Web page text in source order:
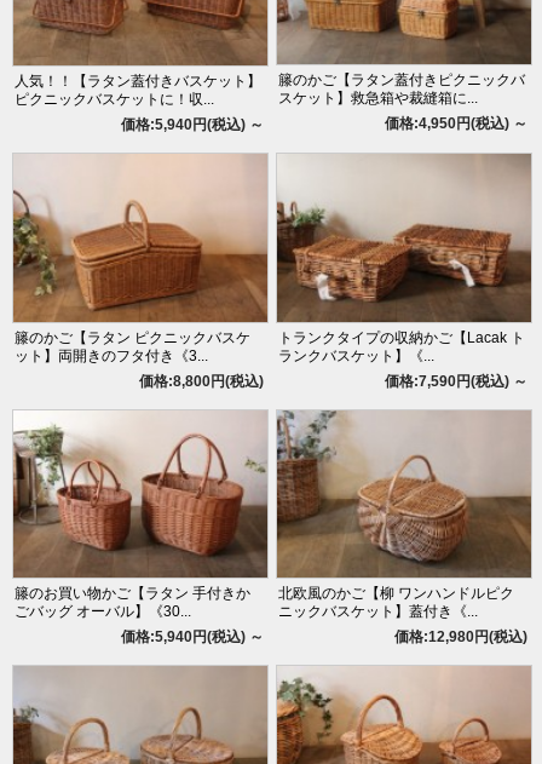
人気！！【ラタン蓋付きバスケット】
ピクニックバスケットに！収...
価格:5,940円(税込) ～
籐のかご【ラタン蓋付きピクニックバ
スケット】救急箱や裁縫箱に...
価格:4,950円(税込) ～
籐のかご【ラタン ピクニックバスケ
ット】両開きのフタ付き《3...
価格:8,800円(税込)
トランクタイプの収納かご【Lacak ト
ランクバスケット】《...
価格:7,590円(税込) ～
籐のお買い物かご【ラタン 手付きか
ごバッグ オーバル】《30...
価格:5,940円(税込) ～
北欧風のかご【柳 ワンハンドルピク
ニックバスケット】蓋付き《...
価格:12,980円(税込)